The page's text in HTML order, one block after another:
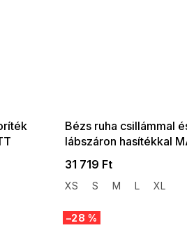
Bézs ruha csillámmal
lábszáron hasítékkal
31 719 Ft
XS S M L XL
–28 %